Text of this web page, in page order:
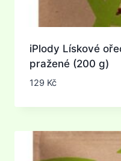
iPlody Lískové
pražené (200 g)
129 Kč